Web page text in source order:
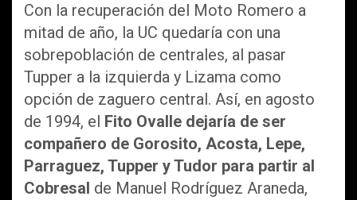
Con la recuperación del Moto Romero a
mitad de año, la UC quedaría con una
sobrepoblación de centrales, al pasar
Tupper a la izquierda y Lizama como
opción de zaguero central. Así, en agosto
de 1994, el Fito Ovalle dejaría de ser
compañero de Gorosito, Acosta, Lepe,
Parraguez, Tupper y Tudor para partir al
Cobresal de Manuel Rodríguez Araneda,